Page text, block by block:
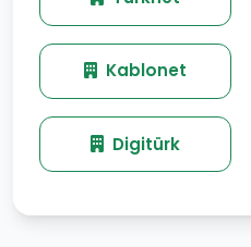
Kablonet
Digitürk